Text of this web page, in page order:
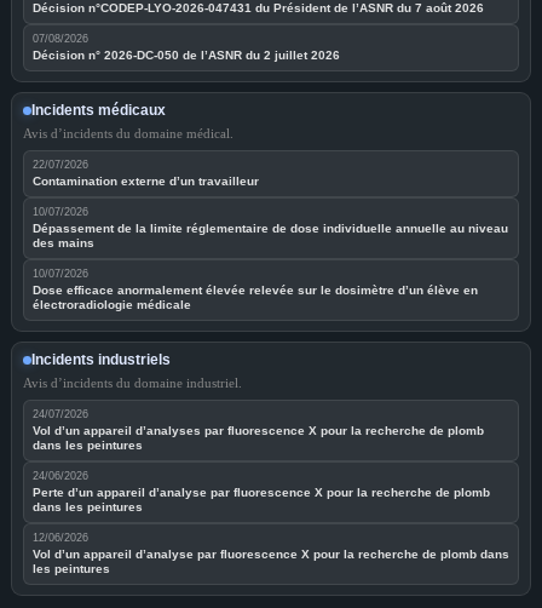
Décision n°CODEP-LYO-2026-047431 du Président de l’ASNR du 7 août 2026
07/08/2026
Décision n° 2026-DC-050 de l’ASNR du 2 juillet 2026
Incidents médicaux
Avis d’incidents du domaine médical.
22/07/2026
Contamination externe d’un travailleur
10/07/2026
Dépassement de la limite réglementaire de dose individuelle annuelle au niveau
des mains
10/07/2026
Dose efficace anormalement élevée relevée sur le dosimètre d’un élève en
électroradiologie médicale
Incidents industriels
Avis d’incidents du domaine industriel.
24/07/2026
Vol d’un appareil d’analyses par fluorescence X pour la recherche de plomb
dans les peintures
24/06/2026
Perte d’un appareil d’analyse par fluorescence X pour la recherche de plomb
dans les peintures
12/06/2026
Vol d’un appareil d’analyse par fluorescence X pour la recherche de plomb dans
les peintures